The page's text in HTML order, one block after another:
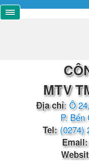
MTV
Địa chỉ: Ô
P. Bến
​​​​Tel: (0274)
Email: